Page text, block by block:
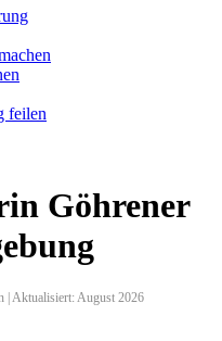
feilen
Göhrener
| Aktualisiert: August 2026